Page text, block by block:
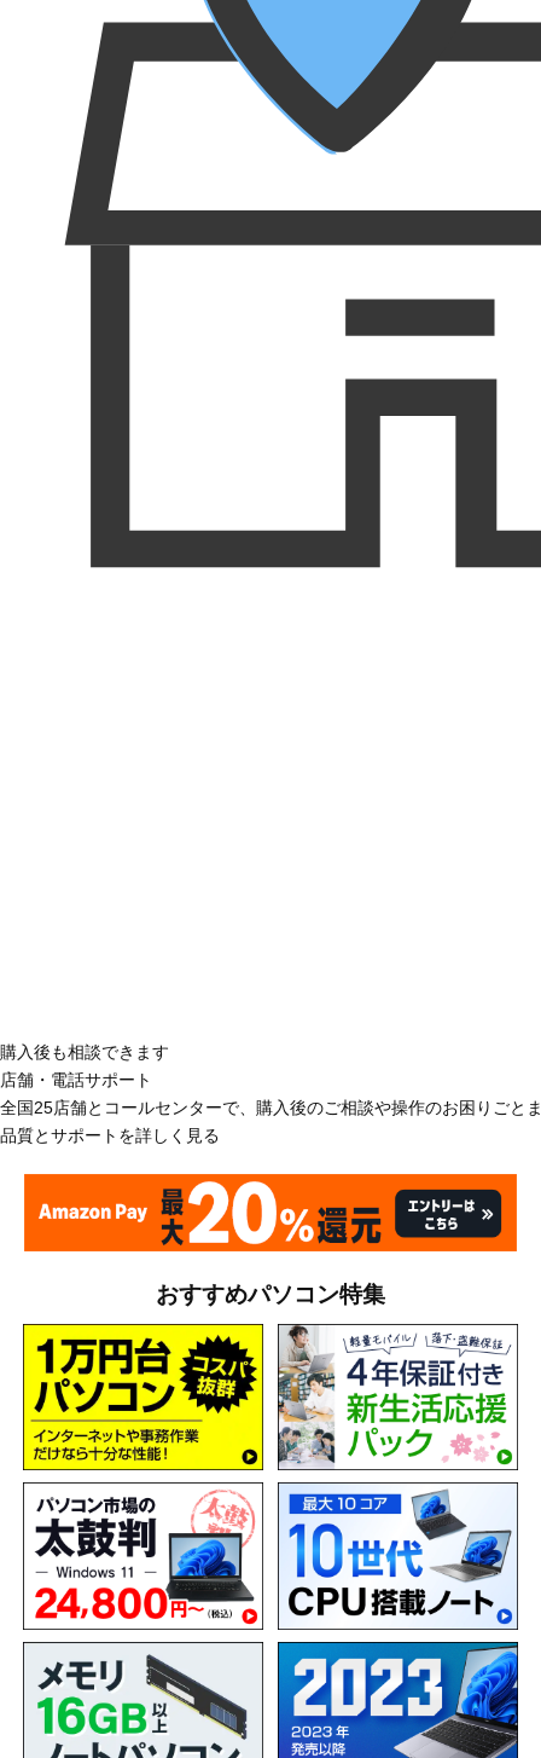
購入後も相談できます
店舗・電話サポート
全国25店舗とコールセンターで、購入後のご相談や操作のお困りごと
品質とサポートを詳しく見る
おすすめパソコン特集